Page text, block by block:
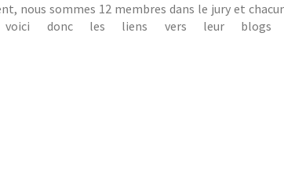
nous sommes 12 membres dans le jury et
voici donc les liens vers leur blogs